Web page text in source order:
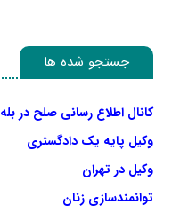
جستجو شده ها
کانال اطلاع رسانی صلح در بله
وکیل پایه یک دادگستری
وکیل در تهران
توانمندسازی زنان